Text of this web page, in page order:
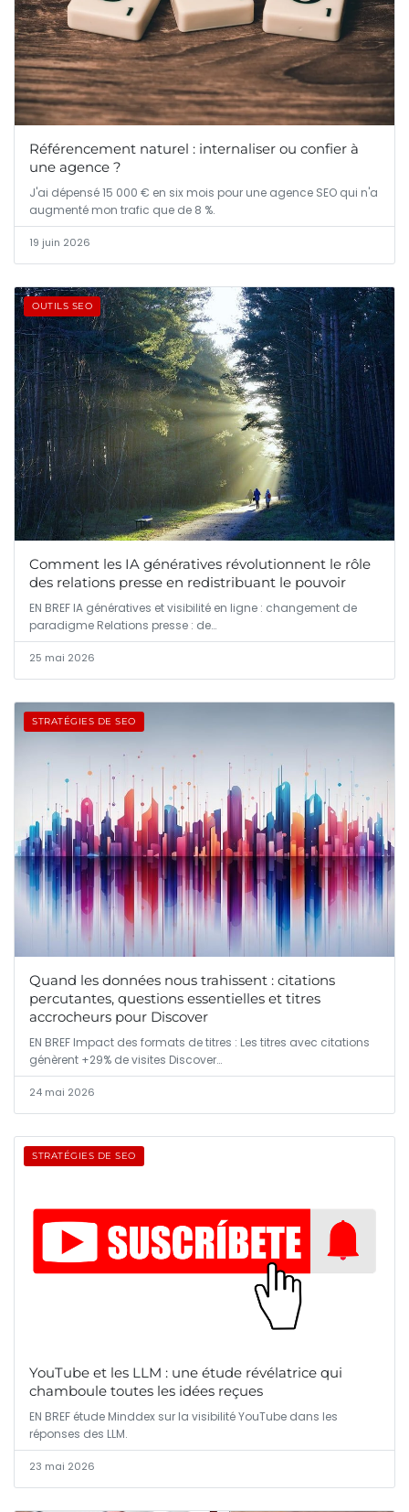
Référencement naturel : internaliser ou confier à
une agence ?
J'ai dépensé 15 000 € en six mois pour une agence SEO qui n'a
augmenté mon trafic que de 8 %.
19 juin 2026
OUTILS SEO
Comment les IA génératives révolutionnent le rôle
des relations presse en redistribuant le pouvoir
EN BREF IA génératives et visibilité en ligne : changement de
paradigme Relations presse : de…
25 mai 2026
STRATÉGIES DE SEO
Quand les données nous trahissent : citations
percutantes, questions essentielles et titres
accrocheurs pour Discover
EN BREF Impact des formats de titres : Les titres avec citations
génèrent +29% de visites Discover…
24 mai 2026
STRATÉGIES DE SEO
YouTube et les LLM : une étude révélatrice qui
chamboule toutes les idées reçues
EN BREF étude Minddex sur la visibilité YouTube dans les
réponses des LLM.
23 mai 2026